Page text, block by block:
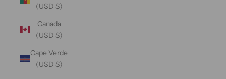
(USD $)
Canada
(USD $)
Cape Verde
(USD $)